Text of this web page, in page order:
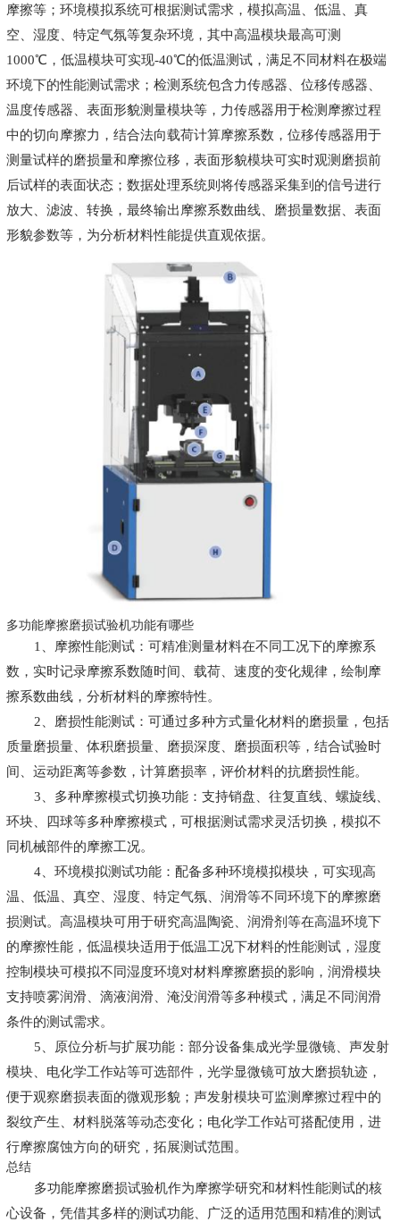
摩擦等；环境模拟系统可根据测试需求，模拟高温、低温、真
空、湿度、特定气氛等复杂环境，其中高温模块最高可测
1000℃，低温模块可实现-40℃的低温测试，满足不同材料在极端
环境下的性能测试需求；检测系统包含力传感器、位移传感器、
温度传感器、表面形貌测量模块等，力传感器用于检测摩擦过程
中的切向摩擦力，结合法向载荷计算摩擦系数，位移传感器用于
测量试样的磨损量和摩擦位移，表面形貌模块可实时观测磨损前
后试样的表面状态；数据处理系统则将传感器采集到的信号进行
放大、滤波、转换，最终输出摩擦系数曲线、磨损量数据、表面
形貌参数等，为分析材料性能提供直观依据。
多功能摩擦磨损试验机功能有哪些
1、摩擦性能测试：可精准测量材料在不同工况下的摩擦系
数，实时记录摩擦系数随时间、载荷、速度的变化规律，绘制摩
擦系数曲线，分析材料的摩擦特性。
2、磨损性能测试：可通过多种方式量化材料的磨损量，包括
质量磨损量、体积磨损量、磨损深度、磨损面积等，结合试验时
间、运动距离等参数，计算磨损率，评价材料的抗磨损性能。
3、多种摩擦模式切换功能：支持销盘、往复直线、螺旋线、
环块、四球等多种摩擦模式，可根据测试需求灵活切换，模拟不
同机械部件的摩擦工况。
4、环境模拟测试功能：配备多种环境模拟模块，可实现高
温、低温、真空、湿度、特定气氛、润滑等不同环境下的摩擦磨
损测试。高温模块可用于研究高温陶瓷、润滑剂等在高温环境下
的摩擦性能，低温模块适用于低温工况下材料的性能测试，湿度
控制模块可模拟不同湿度环境对材料摩擦磨损的影响，润滑模块
支持喷雾润滑、滴液润滑、淹没润滑等多种模式，满足不同润滑
条件的测试需求。
5、原位分析与扩展功能：部分设备集成光学显微镜、声发射
模块、电化学工作站等可选部件，光学显微镜可放大磨损轨迹，
便于观察磨损表面的微观形貌；声发射模块可监测摩擦过程中的
裂纹产生、材料脱落等动态变化；电化学工作站可搭配使用，进
行摩擦腐蚀方向的研究，拓展测试范围。
总结
多功能摩擦磨损试验机作为摩擦学研究和材料性能测试的核
心设备，凭借其多样的测试功能、广泛的适用范围和精准的测试